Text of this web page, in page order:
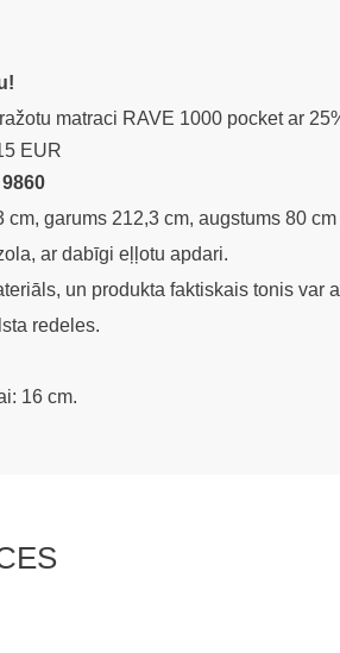
matraci RAVE 1000 pocket ar
EUR
cm, garums 212,3 cm, augstums 80 cm
ar dabīgi eļļotu apdari.
un produkta faktiskais tonis var
redeles.
16 cm.